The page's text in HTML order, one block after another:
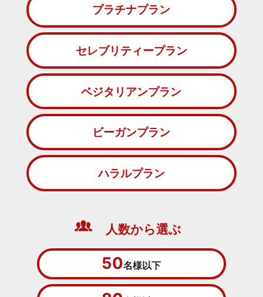
プラチナプラン
セレブリティープラン
ベジタリアンプラン
ビーガンプラン
ハラルプラン
人数から選ぶ
50名様以下